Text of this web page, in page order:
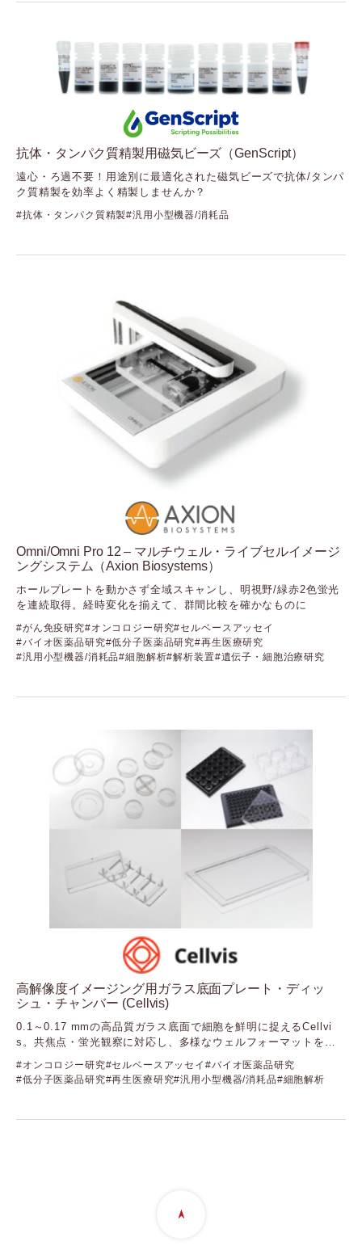
抗体・タンパク質精製用磁気ビーズ（GenScript）
遠心・ろ過不要！用途別に最適化された磁気ビーズで抗体/タンパ
ク質精製を効率よく精製しませんか？
抗体・タンパク質精製 汎用小型機器/消耗品
Omni/Omni Pro 12 – マルチウェル・ライブセルイメージ
ングシステム（Axion Biosystems）
ホールプレートを動かさず全域スキャンし、明視野/緑赤2色蛍光
を連続取得。経時変化を揃えて、群間比較を確かなものに
がん免疫研究 オンコロジー研究 セルベースアッセイ
バイオ医薬品研究
低分子医薬品研究 再生医療研究
汎用小型機器/消耗品 細胞解析 解析装置 遺伝子・細胞治療研究
高解像度イメージング用ガラス底面プレート・ディッ
シュ・チャンバー (Cellvis)
0.1～0.17 mmの高品質ガラス底面で細胞を鮮明に捉えるCellvi
s。共焦点・蛍光観察に対応し、多様なウェルフォーマットを提
オンコロジー研究 セルベースアッセイ
バイオ医薬品研究
低分子医薬品研究
再生医療研究 汎用小型機器/消耗品 細胞解析